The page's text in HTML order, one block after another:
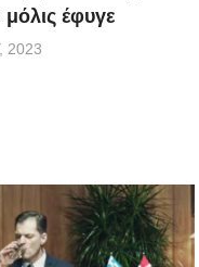
μόλις έφυγε
2023